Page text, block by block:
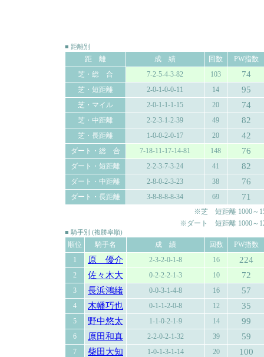
■ 距離別
距 離 成 績 回数
PW指数
芝・総 合
7-2-5-4-3-82 103 74
芝・短距離 2-0-1-0-0-11 14 95
芝・マイル 2-0-1-1-1-15 20 74
芝・中距離 2-2-3-1-2-39 49 82
芝・長距離 1-0-0-2-0-17 20 42
ダート・総 合 7-18-11-17-14-81 148 76
ダート・短距離 2-2-3-7-3-24 41 82
ダート・中距離 2-8-0-2-3-23 38 76
ダート・長距離 3-8-8-8-8-34 69 71
※芝 短距離 1000～
※ダート 短距離 1000～
■ 騎手別 (複勝率順)
順位 騎手名 成 績 回数
PW指数
1
原 優介 2-3-2-0-1-8 16 224
2 佐々木大 0-2-2-2-1-3 10 72
3 長浜鴻緒 0-0-3-1-4-8 16 57
4 木幡巧也 0-1-1-2-0-8 12 35
5 野中悠太 1-1-0-2-1-9 14 99
6 原田和真 2-2-0-2-1-32 39 59
7 柴田大知 1-0-1-3-1-14 20 100